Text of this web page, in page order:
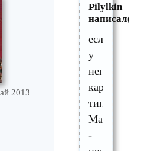
2013
Pilylkin
если
у
него
карта
типа
Maestro
-